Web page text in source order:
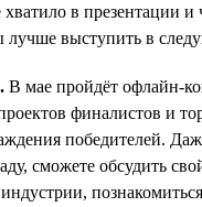
в презентации
лучше выступить в
В мае пройдёт офлайн-
финалистов и
победителей.
сможете обсудить
индустрии,